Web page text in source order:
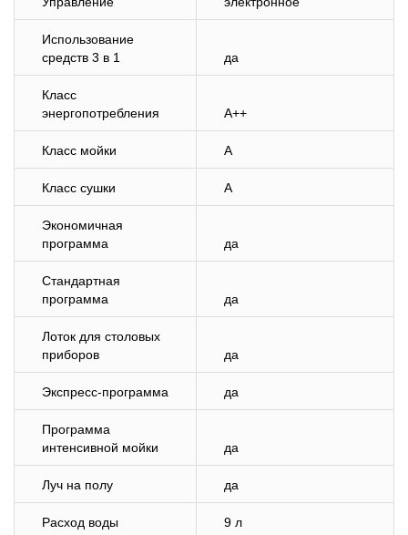
Использование
средств 3 в 1
да
Класс
энергопотребления
A++
Класс мойки A
Класс сушки A
Экономичная
программа
да
Стандартная
программа
да
Лоток для столовых
приборов
да
Экспресс-программа да
Программа
интенсивной мойки
да
Луч на полу да
Расход воды 9 л